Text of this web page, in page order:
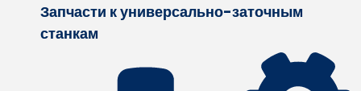
Запчасти к универсально-заточным
станкам